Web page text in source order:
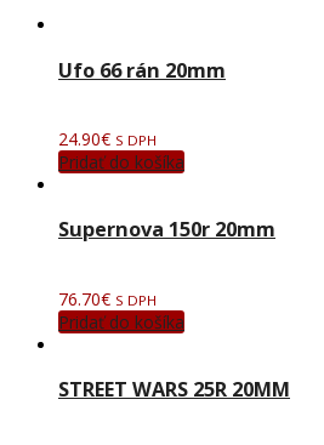
Ufo 66 rán 20mm
24.90€ S DPH
Pridať do košíka
Supernova 150r 20mm
76.70€ S DPH
Pridať do košíka
STREET WARS 25R 20MM